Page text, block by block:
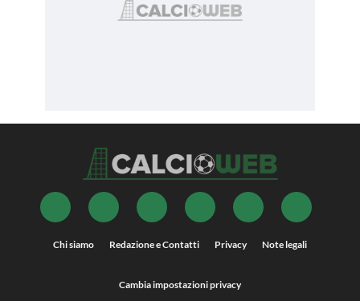
Chi siamo Redazione e Contatti Privacy Note legali
Cambia impostazioni privacy